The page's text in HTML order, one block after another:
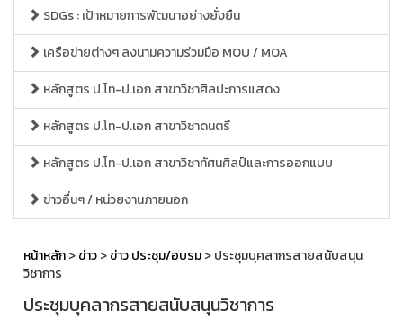
SDGs : เป้าหมายการพัฒนาอย่างยั่งยืน
เครือข่ายต่างๆ ลงนามความร่วมมือ MOU / MOA
หลักสูตร ป.โท-ป.เอก สาขาวิชาศิลปะการแสดง
หลักสูตร ป.โท-ป.เอก สาขาวิชาดนตรี
หลักสูตร ป.โท-ป.เอก สาขาวิชาทัศนศิลป์และการออกแบบ
ข่าวอื่นๆ / หน่วยงานภายนอก
หน้าหลัก>ข่าว>ข่าว ประชุม/อบรม> ประชุมบุคลากรสายสนับสนุน
วิชาการ
ประชุมบุคลากรสายสนับสนุนวิชาการ